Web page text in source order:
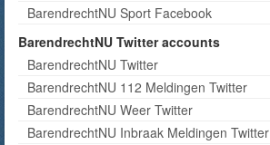
BarendrechtNU Sport Facebook
BarendrechtNU Twitter accounts
BarendrechtNU Twitter
BarendrechtNU 112 Meldingen Twitter
BarendrechtNU Weer Twitter
BarendrechtNU Inbraak Meldingen Twitter